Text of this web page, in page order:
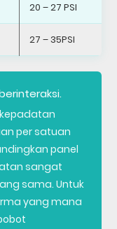
20 – 27 PSI
27 – 35PSI
per satuan
panel
sangat
sama. Untuk
yang mana